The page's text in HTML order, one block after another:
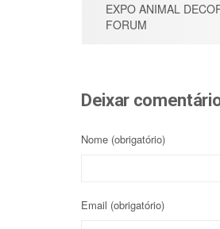
EXPO ANIMAL
FORUM
Deixar
Nome (obrigatório)
Email (obrigatório)